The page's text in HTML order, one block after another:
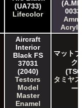
(UA733)
Lifecolor
Aircraft
Interior
Black FS
37031
(2040)
Testors
Model
Master
Enamel
マット
ク
タミヤ
ー